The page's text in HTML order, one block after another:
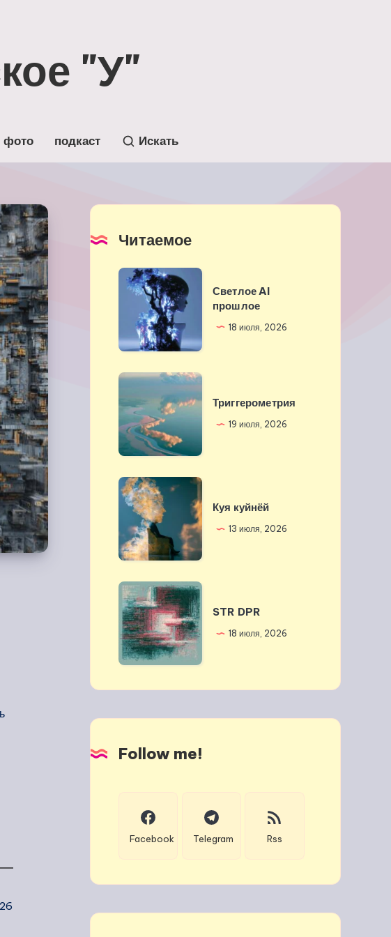
"У"
фото подкаст Искать
Читаемое
Светлое
прошлое
Светлое AI
прошлое
18 июля, 2026
Триггерометрия
Триггерометрия
19 июля, 2026
Куя
куйнёй
Куя куйнёй
13 июля, 2026
STR
DPR
STR DPR
18 июля, 2026
Follow me!
Facebook Telegram Rss